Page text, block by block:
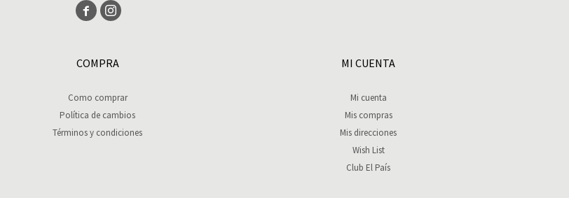
COMPRA
Como comprar
Política de cambios
Términos y condiciones
MI CUENTA
Mi cuenta
Mis compras
Mis direcciones
Wish List
Club El País
 